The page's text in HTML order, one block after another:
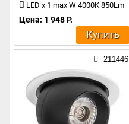
LED x 1 max W 4000K 850Lm
Цена: 1 948 Р.
Купить
211446